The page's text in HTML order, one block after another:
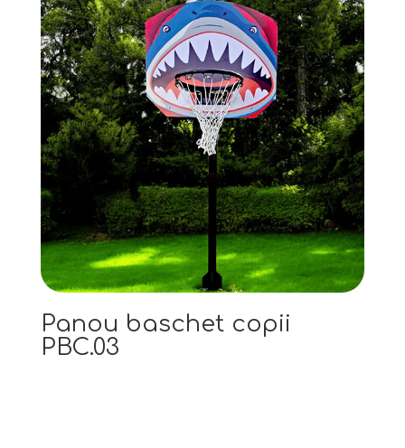
Panou baschet copii
PBC.03